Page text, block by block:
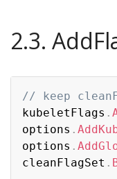
2.3.
// keep
kubeletFlags .
options .
options .
cleanFlagSet .